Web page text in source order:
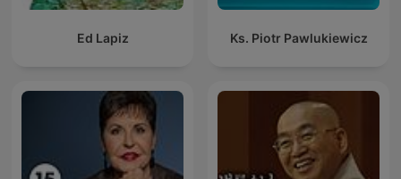
Ks. Piotr Pawlukiewicz
Ed Lapiz